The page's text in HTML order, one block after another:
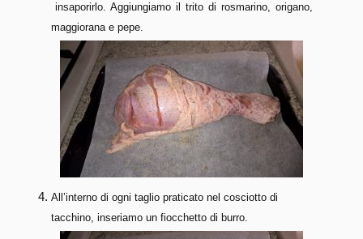
insaporirlo. Aggiungiamo il trito di rosmarino, origano,
maggiorana e pepe.
All’interno di ogni taglio praticato nel cosciotto di
tacchino, inseriamo un fiocchetto di burro.